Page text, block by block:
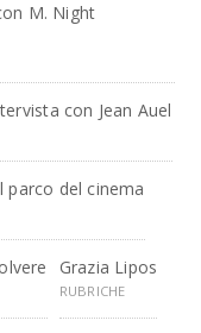
M. Night
con Jean Auel
parco del cinema
Grazia Lipos
RUBRICHE